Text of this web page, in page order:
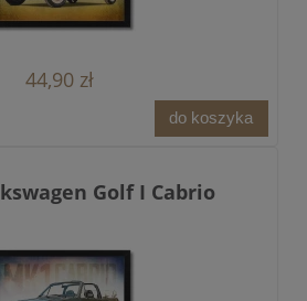
44,90 zł
do koszyka
Golf I Cabrio